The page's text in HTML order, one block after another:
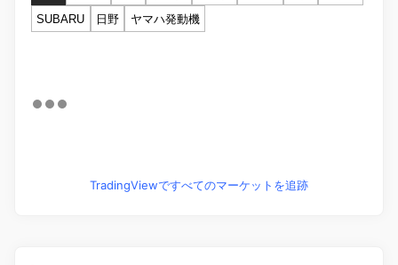
SUBARU
日野 ヤマハ発動機
TradingViewですべてのマーケットを追跡